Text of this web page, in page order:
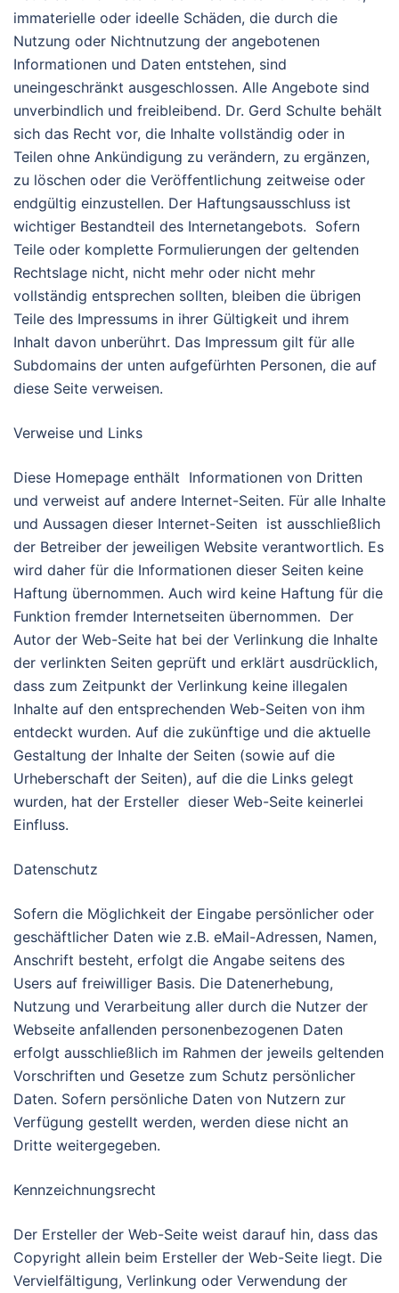
immaterielle oder ideelle Schäden, die durch die
Nutzung oder Nichtnutzung der angebotenen
Informationen und Daten entstehen, sind
uneingeschränkt ausgeschlossen. Alle Angebote sind
unverbindlich und freibleibend. Dr. Gerd Schulte behält
sich das Recht vor, die Inhalte vollständig oder in
Teilen ohne Ankündigung zu verändern, zu ergänzen,
zu löschen oder die Veröffentlichung zeitweise oder
endgültig einzustellen. Der Haftungsausschluss ist
wichtiger Bestandteil des Internetangebots. Sofern
Teile oder komplette Formulierungen der geltenden
Rechtslage nicht, nicht mehr oder nicht mehr
vollständig entsprechen sollten, bleiben die übrigen
Teile des Impressums in ihrer Gültigkeit und ihrem
Inhalt davon unberührt. Das Impressum gilt für alle
Subdomains der unten aufgefürhten Personen, die auf
diese Seite verweisen.
Verweise und Links
Diese Homepage enthält Informationen von Dritten
und verweist auf andere Internet-Seiten. Für alle Inhalte
und Aussagen dieser Internet-Seiten ist ausschließlich
der Betreiber der jeweiligen Website verantwortlich. Es
wird daher für die Informationen dieser Seiten keine
Haftung übernommen. Auch wird keine Haftung für die
Funktion fremder Internetseiten übernommen. Der
Autor der Web-Seite hat bei der Verlinkung die Inhalte
der verlinkten Seiten geprüft und erklärt ausdrücklich,
dass zum Zeitpunkt der Verlinkung keine illegalen
Inhalte auf den entsprechenden Web-Seiten von ihm
entdeckt wurden. Auf die zukünftige und die aktuelle
Gestaltung der Inhalte der Seiten (sowie auf die
Urheberschaft der Seiten), auf die die Links gelegt
wurden, hat der Ersteller dieser Web-Seite keinerlei
Einfluss.
Datenschutz
Sofern die Möglichkeit der Eingabe persönlicher oder
geschäftlicher Daten wie z.B. eMail-Adressen, Namen,
Anschrift besteht, erfolgt die Angabe seitens des
Users auf freiwilliger Basis. Die Datenerhebung,
Nutzung und Verarbeitung aller durch die Nutzer der
Webseite anfallenden personenbezogenen Daten
erfolgt ausschließlich im Rahmen der jeweils geltenden
Vorschriften und Gesetze zum Schutz persönlicher
Daten. Sofern persönliche Daten von Nutzern zur
Verfügung gestellt werden, werden diese nicht an
Dritte weitergegeben.
Kennzeichnungsrecht
Der Ersteller der Web-Seite weist darauf hin, dass das
Copyright allein beim Ersteller der Web-Seite liegt. Die
Vervielfältigung, Verlinkung oder Verwendung der